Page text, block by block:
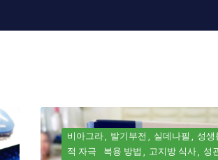
비아그라 발기부전 실데나필 성생
적 자극
복용 방법 고지방 식사 성